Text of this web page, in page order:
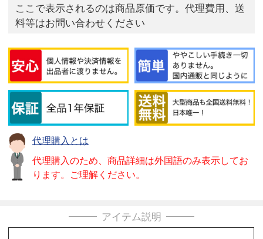
ここで表示されるのは商品原価です。代理費用、送
料等はお問い合わせください
代理購入とは
代理購入のため、商品詳細は外国語のみ表示してお
ります。ご理解ください。
アイテム説明